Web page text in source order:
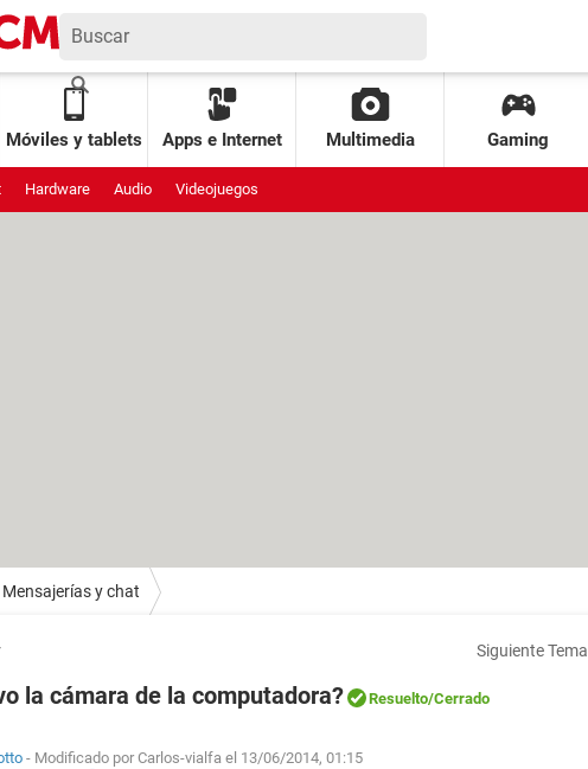
Móviles y tablets Apps e Internet Multimedia Gaming
Hardware Audio Videojuegos
Mensajerías y chat
Siguiente Tema
la cámara de la computadora? Resuelto/Cerrado
- Modificado por Carlos-vialfa el 13/06/2014, 01:15